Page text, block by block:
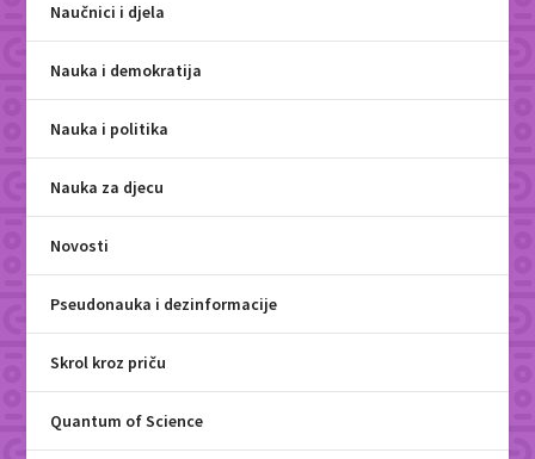
Naučnici i djela
Nauka i demokratija
Nauka i politika
Nauka za djecu
Novosti
Pseudonauka i dezinformacije
Skrol kroz priču
Quantum of Science